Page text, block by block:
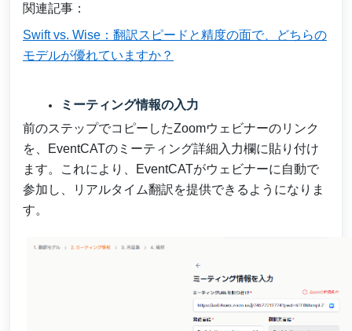
関連記事：
Swift vs. Wise：翻訳スピードと精度の面で、どちらの
モデルが優れていますか？
ミーティング情報の入力
前のステップでコピーしたZoomウェビナーのリンク
を、EventCATのミーティング詳細入力欄に貼り付け
ます。これにより、EventCATがウェビナーに自動で
参加し、リアルタイム翻訳を提供できるようになりま
す。